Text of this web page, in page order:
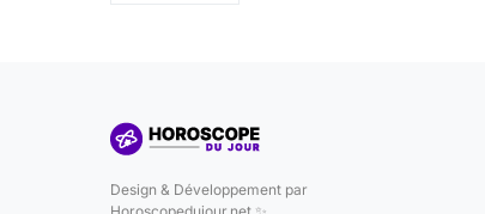
Design & Développement par